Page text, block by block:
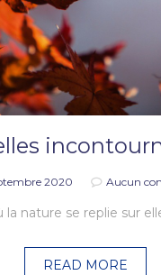
2020 Aucun
nature se replie sur
READ MORE